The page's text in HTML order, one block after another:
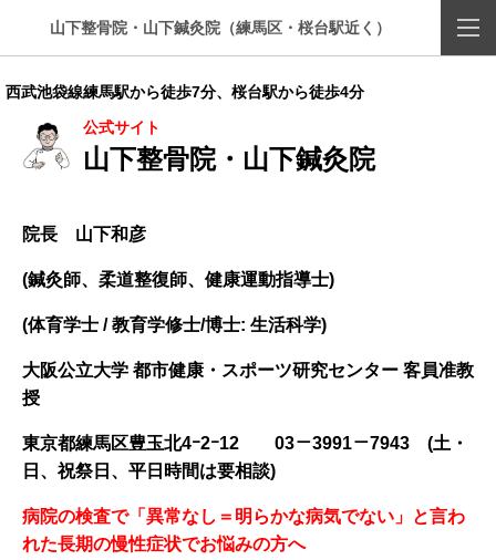
山下整骨院・山下鍼灸院（練馬区・桜台駅近く）
西武池袋線練馬駅から徒歩7分、桜台駅から徒歩4分
公式サイト
山下整骨院・山下鍼灸院
院長 山下和彦
(鍼灸師、柔道整復師、健康運動指導士)
(体育学士 / 教育学修士/博士: 生活科学)
大阪公立大学 都市健康・スポーツ研究センター 客員准教
授
東京都練馬区豊玉北4ｰ2ｰ12
03－3991－7943 (土・
日、祝祭日、平日時間は要相談)
病院の検査で「異常なし＝明らかな病気でない」と言わ
れた長期の慢性症状でお悩みの方へ